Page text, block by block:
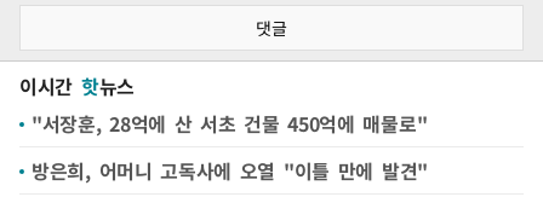
댓글
이시간 핫뉴스
"서장훈, 28억에 산 서초 건물 450억에 매물로"
방은희, 어머니 고독사에 오열 "이틀 만에 발견"